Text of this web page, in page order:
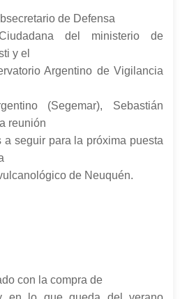
de Defensa
del ministerio de
y el
Argentino de Vigilancia
(Segemar), Sebastián
reunión
seguir para la próxima puesta
de Neuquén.
con la compra de